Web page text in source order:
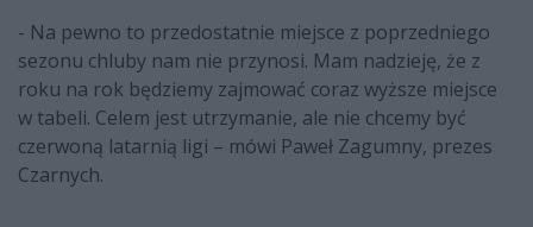
- Na pewno to przedostatnie miejsce z poprzedniego
sezonu chluby nam nie przynosi. Mam nadzieję, że z
roku na rok będziemy zajmować coraz wyższe miejsce
w tabeli. Celem jest utrzymanie, ale nie chcemy być
czerwoną latarnią ligi – mówi Paweł Zagumny, prezes
Czarnych.